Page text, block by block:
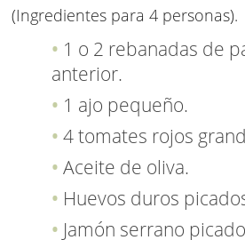
(Ingredientes para 4 personas).
1 o 2 rebanadas de
anterior.
1 ajo pequeño.
4 tomates rojos
Aceite de oliva.
Huevos duros
Jamón serrano